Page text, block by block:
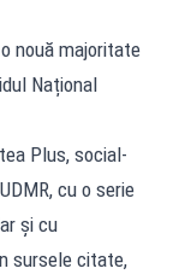
nouă majoritate
Național
Plus, social-
cu o serie
și cu
sursele citate,